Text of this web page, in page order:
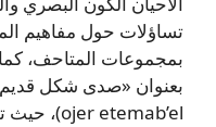
تساؤلات حول مفاهيم